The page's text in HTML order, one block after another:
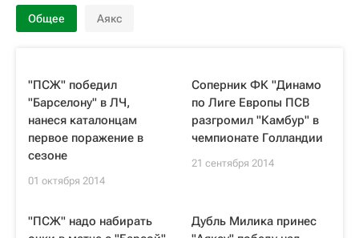
Общее Аякс
"ПСЖ" победил
"Барселону" в ЛЧ,
нанеся каталонцам
первое поражение в
сезоне
01 октября 2014
Соперник ФК "Динамо
по Лиге Европы ПСВ
разгромил "Камбур" в
чемпионате Голландии
21 сентября 2014
"ПСЖ" надо набирать
Дубль Милика принес